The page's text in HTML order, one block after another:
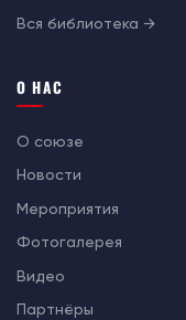
Вся библиотека →
О НАС
О союзе
Новости
Мероприятия
Фотогалерея
Видео
Партнёры